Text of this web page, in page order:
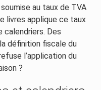
au taux de TVA
livres applique ce taux
calendriers. Des
définition fiscale du
l’application du
?